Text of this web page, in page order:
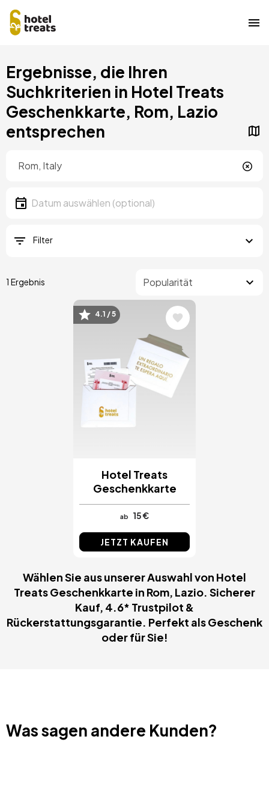
zum
Inhalt
Ergebnisse, die Ihren
Suchkriterien in Hotel Treats
Geschenkkarte, Rom, Lazio
entsprechen
Datum
Datum auswählen
Filter
1 Ergebnis
Bild4.1 / 5
Hotel Treats
Geschenkkarte
ab 15 €
JETZT KAUFEN
Wählen Sie aus unserer Auswahl von Hotel
Treats Geschenkkarte in Rom, Lazio. Sicherer
Kauf, 4.6* Trustpilot &
Rückerstattungsgarantie. Perfekt als Geschenk
oder für Sie!
Was sagen andere Kunden?